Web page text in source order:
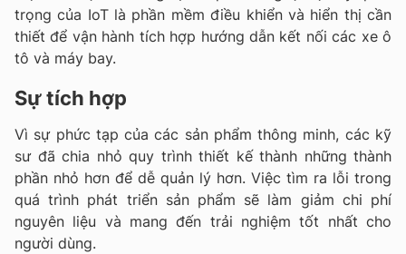
trọng của IoT là phần mềm điều khiển và hiển thị cần
thiết để vận hành tích hợp hướng dẫn kết nối các xe ô
tô và máy bay.
Sự tích hợp
Vì sự phức tạp của các sản phẩm thông minh, các kỹ
sư đã chia nhỏ quy trình thiết kế thành những thành
phần nhỏ hơn để dễ quản lý hơn. Việc tìm ra lỗi trong
quá trình phát triển sản phẩm sẽ làm giảm chi phí
nguyên liệu và mang đến trải nghiệm tốt nhất cho
người dùng.